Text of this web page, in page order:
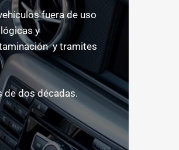
fuera de uso
y
y tramites
de dos décadas.